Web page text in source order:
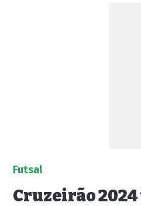
Futsal
Cruzeirão